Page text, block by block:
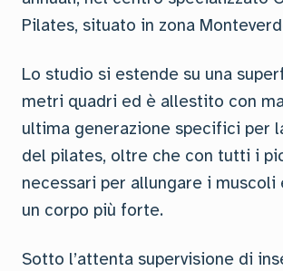
Pilates, situato in zona
Lo studio si estende su una
metri quadri ed è allestito con
ultima generazione specifici per
del pilates, oltre che con tutti i
necessari per allungare i
un corpo più forte.
Sotto l’attenta supervisione di